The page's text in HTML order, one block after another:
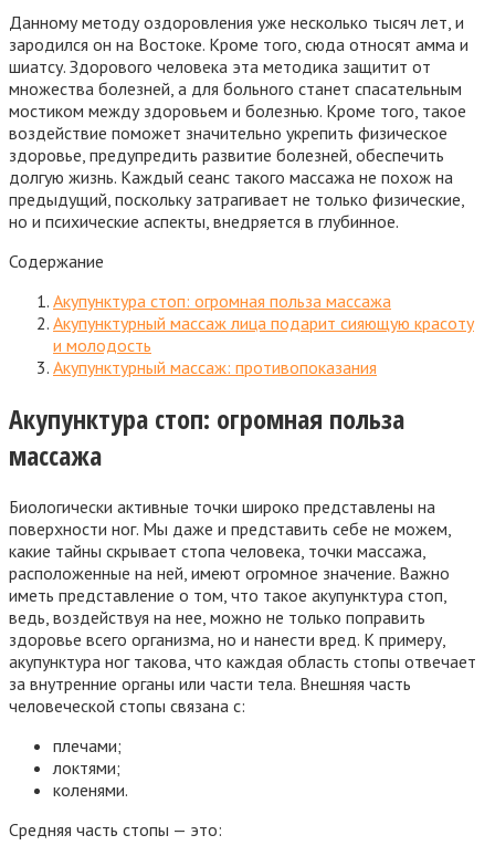
Данному методу оздоровления уже несколько тысяч лет, и
зародился он на Востоке. Кроме того, сюда относят амма и
шиатсу. Здорового человека эта методика защитит от
множества болезней, а для больного станет спасательным
мостиком между здоровьем и болезнью. Кроме того, такое
воздействие поможет значительно укрепить физическое
здоровье, предупредить развитие болезней, обеспечить
долгую жизнь. Каждый сеанс такого массажа не похож на
предыдущий, поскольку затрагивает не только физические,
но и психические аспекты, внедряется в глубинное.
Содержание
Акупунктура стоп: огромная польза массажа
Акупунктурный массаж лица подарит сияющую красоту
и молодость
Акупунктурный массаж: противопоказания
Акупунктура стоп: огромная польза
массажа
Биологически активные точки широко представлены на
поверхности ног. Мы даже и представить себе не можем,
какие тайны скрывает стопа человека, точки массажа,
расположенные на ней, имеют огромное значение. Важно
иметь представление о том, что такое акупунктура стоп,
ведь, воздействуя на нее, можно не только поправить
здоровье всего организма, но и нанести вред. К примеру,
акупунктура ног такова, что каждая область стопы отвечает
за внутренние органы или части тела. Внешняя часть
человеческой стопы связана с:
плечами;
локтями;
коленями.
Средняя часть стопы — это: